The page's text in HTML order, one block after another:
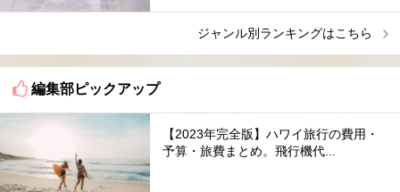
ジャンル別ランキングはこちら
編集部ピックアップ
【2023年完全版】ハワイ旅行の費用・
予算・旅費まとめ。飛行機代...